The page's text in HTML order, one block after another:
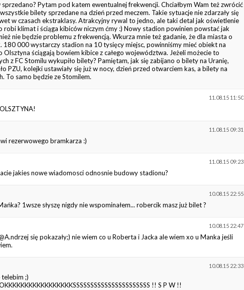
Pytam pod katem ewentualnej frekwencji. Chciałbym Wam też zwrócić
bilety sprzedane na dzień przed meczem. Takie sytuacje nie zdarzały się
w czasach ekstraklasy. Atrakcyjny rywal to jedno, ale taki detal jak oświetlenie
robi klimat i ściąga kibiców niczym ćmy :) Nowy stadion powinien powstać jak
nie będzie problemu z frekwencją. Wkurza mnie też gadanie, że dla miasta o
180 000 wystarczy stadion na 10 tysięcy miejsc, powinniśmy mieć obiekt na
Olsztyna ściągają bowiem kibice z całego województwa. Jeżeli możecie to
z FC Stomilu wykupiło bilety? Pamiętam, jak się zabijano o bilety na Uranię,
PZU, kolejki ustawiały się już w nocy, dzień przed otwarciem kas, a bilety na
To samo będzie ze Stomilem.
11.08.15 11:50
11.08.15 09:31
rezerwowego bramkarza :)
11.08.15 09:23
jakies nowe wiadomosci odnosnie budowy stadionu?
10.08.15 22:55
1wsze słyszę nigdy nie wspominałem... robercik masz już bilet ?
10.08.15 22:47
się pokazały;) nie wiem co u Roberta i Jacka ale wiem xo u Manka jeśli
10.08.15 22:33
;)
!! S P W !!